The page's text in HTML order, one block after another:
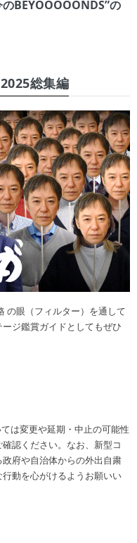
BEYOOOOONDS”の
総集編
の眼（フィルター）を通して
ジ鑑賞ガイドとしてもぜひ
は変更や延期・中止の可能性
認ください。なお、新型コ
府や自治体からの外出自粛
動を心がけるようお願いい